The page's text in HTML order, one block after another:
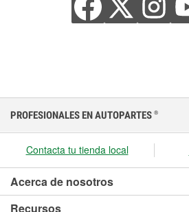
PROFESIONALES EN AUTOPARTES ®
Contacta tu tienda local
Acerca de nosotros
Recursos